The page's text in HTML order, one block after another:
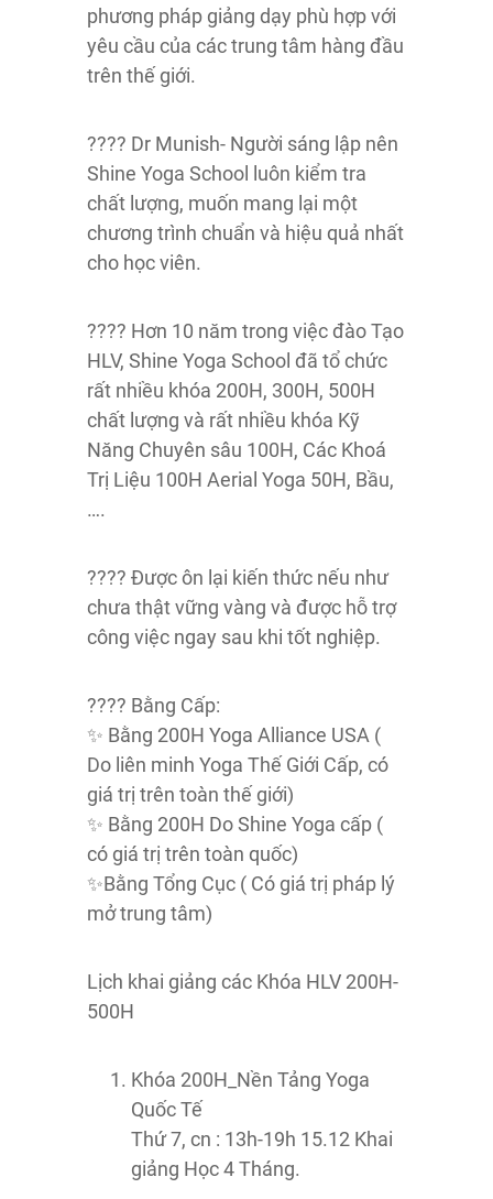
phương pháp giảng dạy phù hợp với
yêu cầu của các trung tâm hàng đầu
trên thế giới.
???? Dr Munish- Người sáng lập nên
Shine Yoga School luôn kiểm tra
chất lượng, muốn mang lại một
chương trình chuẩn và hiệu quả nhất
cho học viên.
???? Hơn 10 năm trong việc đào Tạo
HLV, Shine Yoga School đã tổ chức
rất nhiều khóa 200H, 300H, 500H
chất lượng và rất nhiều khóa Kỹ
Năng Chuyên sâu 100H, Các Khoá
Trị Liệu 100H Aerial Yoga 50H, Bầu,
….
???? Được ôn lại kiến thức nếu như
chưa thật vững vàng và được hỗ trợ
công việc ngay sau khi tốt nghiệp.
???? Bằng Cấp:
✨️ Bằng 200H Yoga Alliance USA (
Do liên minh Yoga Thế Giới Cấp, có
giá trị trên toàn thế giới)
✨️ Bằng 200H Do Shine Yoga cấp (
có giá trị trên toàn quốc)
✨️Bằng Tổng Cục ( Có giá trị pháp lý
mở trung tâm)
Lịch khai giảng các Khóa HLV 200H-
500H
Khóa 200H_Nền Tảng Yoga
Quốc Tế
Thứ 7, cn : 13h-19h 15.12 Khai
giảng Học 4 Tháng.